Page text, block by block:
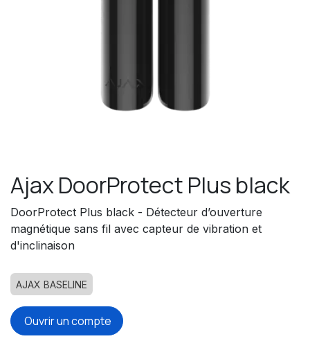
Ajax DoorProtect Plus black
DoorProtect Plus black - Détecteur d’ouverture
magnétique sans fil avec capteur de vibration et
d'inclinaison
AJAX BASELINE
Ouvrir un compte